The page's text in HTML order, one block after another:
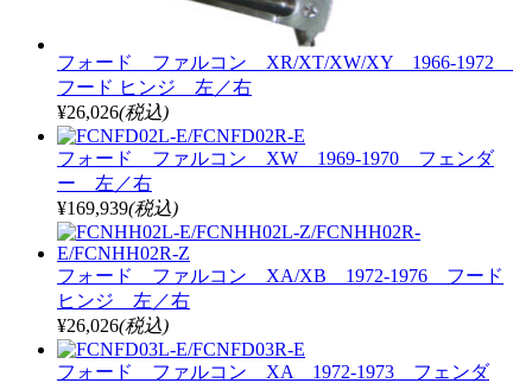
フォード ファルコン XR/XT/XW/XY 1966-1972
フード ヒンジ 左／右
¥26,026(税込)
フォード ファルコン XW 1969-1970 フェンダ
ー 左／右
¥169,939(税込)
フォード ファルコン XA/XB 1972-1976 フード
ヒンジ 左／右
¥26,026(税込)
フォード ファルコン XA 1972-1973 フェンダ